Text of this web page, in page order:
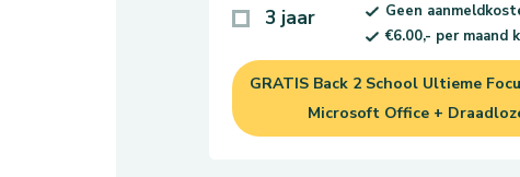
3 jaar
Geen
€6.00,- per maand
GRATIS Back 2 School Ultieme
Microsoft Office +